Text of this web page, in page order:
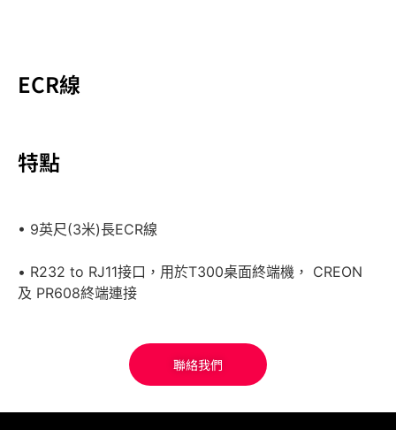
ECR線
特點
• 9英尺(3米)長ECR線
• R232 to RJ11接口，用於T300桌面終端機， CREON
及 PR608終端連接
聯絡我們